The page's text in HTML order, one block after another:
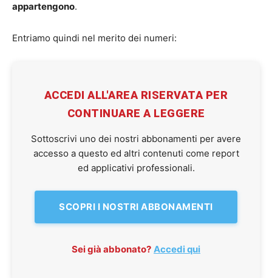
appartengono.
Entriamo quindi nel merito dei numeri:
ACCEDI ALL'AREA RISERVATA PER
CONTINUARE A LEGGERE
Sottoscrivi uno dei nostri abbonamenti per avere
accesso a questo ed altri contenuti come report
ed applicativi professionali.
SCOPRI I NOSTRI ABBONAMENTI
Sei già abbonato? Accedi qui